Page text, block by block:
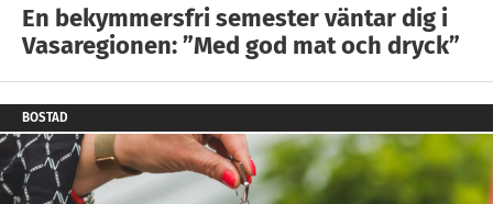
En bekymmersfri semester väntar dig i
Vasaregionen: ”Med god mat och dryck”
BOSTAD